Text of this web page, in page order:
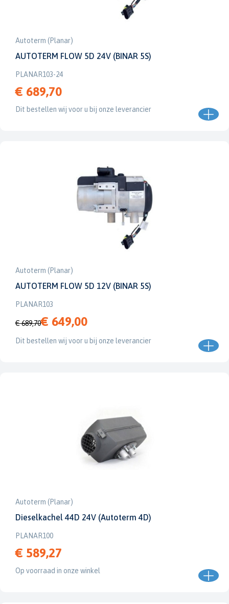
Autoterm (Planar)
AUTOTERM FLOW 5D 24V (BINAR 5S)
PLANAR103-24
€ 689,70
Dit bestellen wij voor u bij onze leverancier
Autoterm (Planar)
AUTOTERM FLOW 5D 12V (BINAR 5S)
PLANAR103
€ 689,70€ 649,00
Dit bestellen wij voor u bij onze leverancier
Autoterm (Planar)
Dieselkachel 44D 24V (Autoterm 4D)
PLANAR100
€ 589,27
Op voorraad in onze winkel